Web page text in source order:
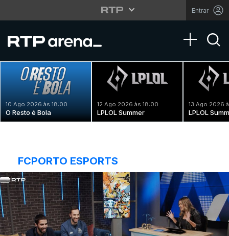
Entrar
Toggle
10 Ago 2026 às 18:00
O Resto é Bola
12 Ago 2026 às 18:00
LPLOL Summer
13 Ago 2026
LPLOL
FCPORTO ESPORTS